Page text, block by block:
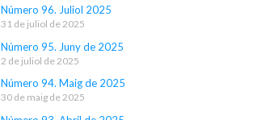
Número 96. Juliol 2025
31 de juliol de 2025
Número 95. Juny de 2025
2 de juliol de 2025
Número 94. Maig de 2025
30 de maig de 2025